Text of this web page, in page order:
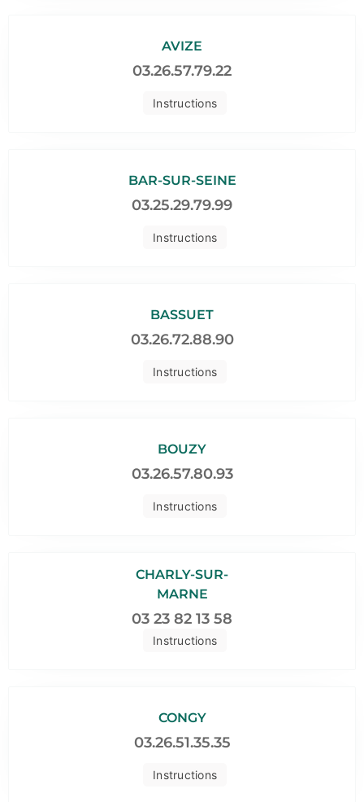
Instructions
AVIZE
03.26.57.79.22
Instructions
BAR-SUR-SEINE
03.25.29.79.99
Instructions
BASSUET
03.26.72.88.90
Instructions
BOUZY
03.26.57.80.93
Instructions
CHARLY-SUR-
MARNE
03 23 82 13 58
Instructions
CONGY
03.26.51.35.35